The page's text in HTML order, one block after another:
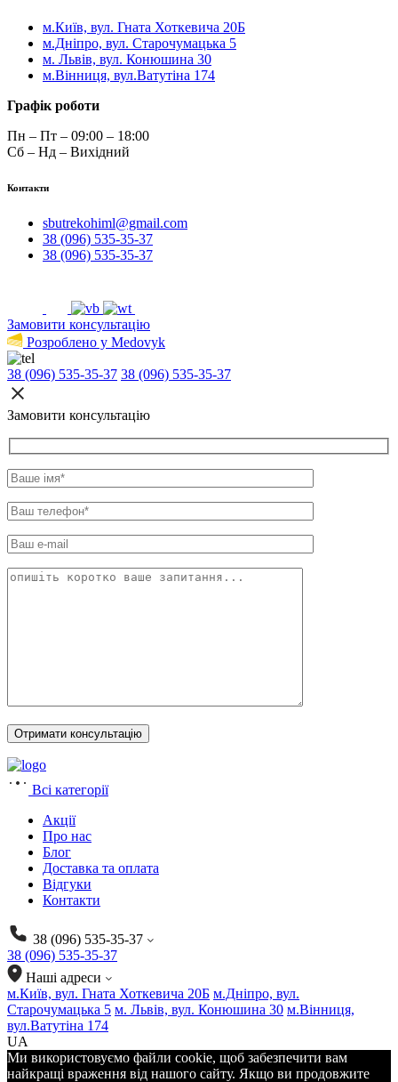
м.Київ, вул. Гната Хоткевича 20Б
м.Дніпро, вул. Старочумацька 5
м. Львів, вул. Конюшина 30
м.Вінниця, вул.Ватутіна 174
Графік роботи
Пн – Пт – 09:00 – 18:00
Сб – Нд – Вихідний
Контакти
sbutrekohiml@gmail.com
38 (096) 535-35-37
38 (096) 535-35-37
Замовити консультацію
Розроблено у Medovyk
38 (096) 535-35-37 38 (096) 535-35-37
Замовити консультацію
Всі категорії
Акції
Про нас
Блог
Доставка та оплата
Відгуки
Контакти
38 (096) 535-35-37
38 (096) 535-35-37
Наші адреси
м.Київ, вул. Гната Хоткевича 20Б м.Дніпро, вул.
Старочумацька 5 м. Львів, вул. Конюшина 30 м.Вінниця,
вул.Ватутіна 174
UA
Ми використовуємо файли cookie, щоб забезпечити вам
найкращі враження від нашого сайту. Якщо ви продовжите